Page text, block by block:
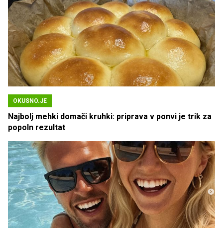
OKUSNO.JE
Najbolj mehki domači kruhki: priprava v ponvi je trik za
popoln rezultat